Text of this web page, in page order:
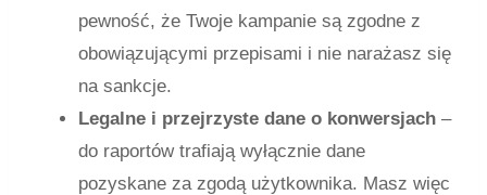
pewność, że Twoje kampanie są zgodne z
obowiązującymi przepisami i nie narażasz się
na sankcje.
Legalne i przejrzyste dane o konwersjach –
do raportów trafiają wyłącznie dane
pozyskane za zgodą użytkownika. Masz więc